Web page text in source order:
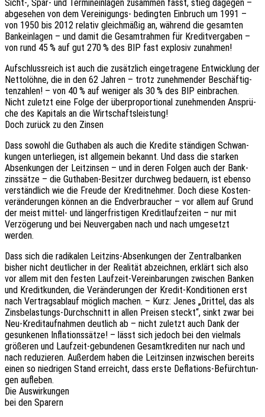
Sicht‑, Spar- und Termin­ein­la­gen zusam­men fasst, stieg dage­gen –
abge­se­hen von dem Verei­ni­gungs- beding­ten Einbruch um 1991 –
von 1950 bis 2012 rela­tiv gleich­mä­ßig an, während die gesam­ten
Bank­ein­la­gen – und damit die Gesamt­rah­men für Kredit­ver­ga­ben –
von rund 45 % auf gut 270 % des BIP fast explo­siv zunahmen!
Aufschluss­reich ist auch die zusätz­lich einge­tra­ge­ne Entwick­lung der
Netto­löh­ne, die in den 62 Jahren – trotz zuneh­men­der Beschäf­tig­
ten­zah­len! – von 40 % auf weni­ger als 30 % des BIP einbra­chen.
Nicht zuletzt eine Folge der über­pro­por­tio­nal zuneh­men­den Ansprü­
che des Kapi­tals an die Wirtschaftsleistung!
Doch zurück zu den Zinsen
Dass sowohl die Gutha­ben als auch die Kredi­te stän­di­gen Schwan­
kun­gen unter­lie­gen, ist allge­mein bekannt. Und dass die star­ken
Absen­kun­gen der Leit­zin­sen – und in deren Folgen auch der Bank­
zins­sät­ze – die Gutha­ben-Besit­zer durch­weg bedau­ern, ist ebenso
verständ­lich wie die Freude der Kredit­neh­mer. Doch diese Kosten­
ver­än­de­run­gen können an die Endver­brau­cher – vor allem auf Grund
der meist mittel- und länger­fris­ti­gen Kredit­lauf­zei­ten – nur mit
Verzö­ge­rung und bei Neuver­ga­ben nach und nach umge­setzt
werden.
Dass sich die radi­ka­len Leit­zins-Absen­kun­gen der Zentral­ban­ken
bisher nicht deut­li­cher in der Reali­tät abzeich­nen, erklärt sich also
vor allem mit den festen Lauf­zeit-Verein­ba­run­gen zwischen Banken
und Kredit­kun­den, die Verän­de­run­gen der Kredit-Kondi­tio­nen erst
nach Vertrags­ab­lauf möglich machen. – Kurz: Jenes „Drit­tel, das als
Zins­be­las­tungs-Durch­schnitt in allen Prei­sen steckt“, sinkt zwar bei
Neu-Kredit­auf­nah­men deut­lich ab – nicht zuletzt auch Dank der
gesun­ke­nen Infla­ti­ons­sät­ze! – lässt sich jedoch bei den viel­mals
größe­ren und Lauf­zeit-gebun­de­nen Gesamt­kre­di­ten nur nach und
nach redu­zie­ren. Außer­dem haben die Leit­zin­sen inzwi­schen bereits
einen so nied­ri­gen Stand erreicht, dass erste Defla­ti­ons-Befürch­tun­
gen aufleben.
Die Auswirkungen
bei den Sparern